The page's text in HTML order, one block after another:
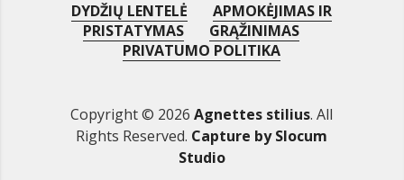
DYDŽIŲ LENTELĖ
APMOKĖJIMAS IR
PRISTATYMAS
GRĄŽINIMAS
PRIVATUMO POLITIKA
Copyright © 2026Agnettes stilius. All
Rights Reserved. Capture by Slocum
Studio